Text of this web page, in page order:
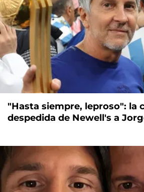
"Hasta siempre, leproso": la
despedida de Newell's a